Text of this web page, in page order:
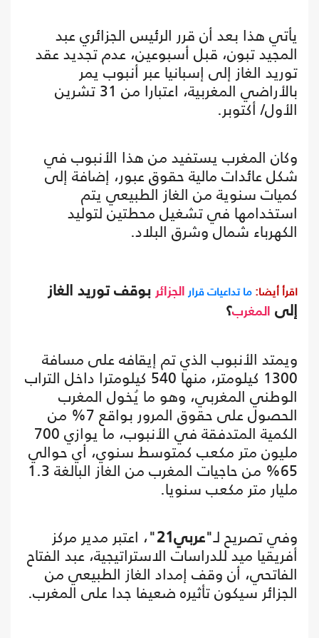
يأتي هذا بعد أن قرر الرئيس الجزائري عبد
المجيد تبون، قبل أسبوعين، عدم تجديد عقد
توريد الغاز إلى إسبانيا عبر أنبوب يمر
بالأراضي المغربية، اعتبارا من 31 تشرين
الأول/ أكتوبر.
وكان المغرب يستفيد من هذا الأنبوب في
شكل عائدات مالية حقوق عبور، إضافة إلى
كميات سنوية من الغاز الطبيعي يتم
استخدامها في تشغيل محطتين لتوليد
الكهرباء شمال وشرق البلاد.
اقرأ أيضا: ما تداعيات قرار الجزائر بوقف توريد الغاز
إلى
المغرب؟
ويمتد الأنبوب الذي تم إيقافه على مسافة
1300 كيلومتر، منها 540 كيلومترا داخل التراب
الوطني المغربي، وهو ما يُخول المغرب
الحصول على حقوق المرور بواقع 7% من
الكمية المتدفقة في الأنبوب، ما يوازي 700
مليون متر مكعب كمتوسط سنوي، أي حوالي
65% من حاجيات المغرب من الغاز البالغة 1.3
مليار متر مكعب سنويا.
وفي تصريح لـ"عربي21 "، اعتبر مدير مركز
أفريقيا ميد للدراسات الاستراتيجية، عبد الفتاح
الفاتحي، أن وقف إمداد الغاز الطبيعي من
الجزائر سيكون تأثيره ضعيفا جدا على المغرب.